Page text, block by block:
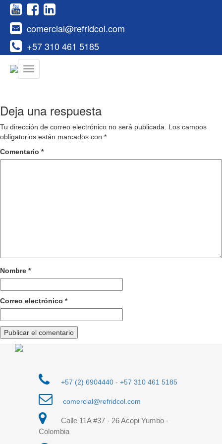
+57 310 461 5185
comercial@refridcol.com
Deja una respuesta
Tu dirección de correo electrónico no será publicada.
Los campos
obligatorios están marcados con *
Comentario *
Nombre *
Correo electrónico *
+57 (2) 6904440- +57 310 461 5185
comercial@refridcol.com
Calle 11A #37 - 26 Acopi Yumbo -
Colombia